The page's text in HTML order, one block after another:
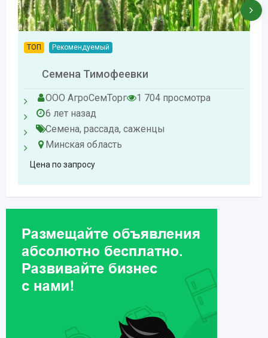
ТОП Рекомендуемый
Семена Тимофеевки
ООО АгроСемТорг
1 704 просмотра
6 лет назад
Семена, рассада, саженцы
Минская область
Цена по запросу